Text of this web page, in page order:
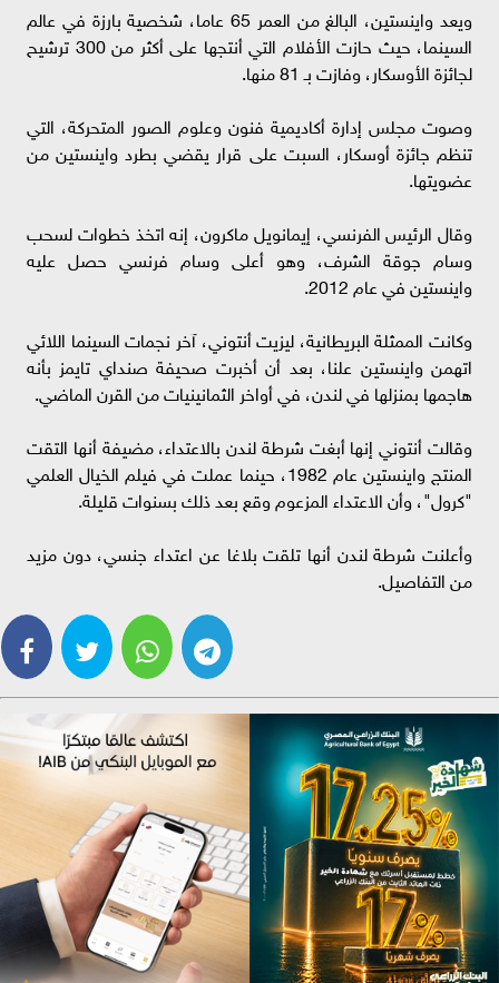
ويعد واينستين، البالغ من العمر 65 عاما، شخصية بارزة في عالم
السينما، حيث حازت الأفلام التي أنتجها على أكثر من 300 ترشيح
لجائزة الأوسكار، وفازت بـ 81 منها.
وصوت مجلس إدارة أكاديمية فنون وعلوم الصور المتحركة، التي
تنظم جائزة أوسكار، السبت على قرار يقضي بطرد واينستين من
عضويتها.
وقال الرئيس الفرنسي، إيمانويل ماكرون، إنه اتخذ خطوات لسحب
وسام جوقة الشرف، وهو أعلى وسام فرنسي حصل عليه
واينستين في عام 2012.
وكانت الممثلة البريطانية، ليزيت أنتوني، آخر نجمات السينما اللائي
اتهمن واينستين علنا، بعد أن أخبرت صحيفة صنداي تايمز بأنه
هاجمها بمنزلها في لندن، في أواخر الثمانينيات من القرن الماضي.
وقالت أنتوني إنها أبغت شرطة لندن بالاعتداء، مضيفة أنها التقت
المنتج واينستين عام 1982، حينما عملت في فيلم الخيال العلمي
"كرول"، وأن الاعتداء المزعوم وقع بعد ذلك بسنوات قليلة.
وأعلنت شرطة لندن أنها تلقت بلاغا عن اعتداء جنسي، دون مزيد
من التفاصيل.